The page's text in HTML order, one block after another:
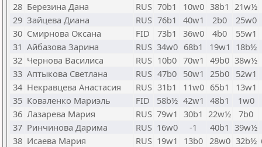
28 Березина Дана RUS 70b1 10w0 38b1 21w½
29 Зайцева Диана RUS 76b1 40w1 2b0
25w0
30 Смирнова Оксана FID 73b1 36w0 4b0
55w1
31 Айбазова Зарина RUS 34w0 68b1 19w1 18b½
32 Чернова Василиса RUS 10b0 70w1 49b0 38w½
33 Аптыкова Светлана RUS 47b0 50w1 25b0 52w1
34 Некравцева Анастасия RUS 31b1 11w0 65b1
13w1
35 Коваленко Мариэль FID 58b½ 42w1 48b1
1w0
36 Лазарева Мария RUS 79w1 30b1 22w½ 7b0
37 Ринчинова Дарима RUS 16w0 -1 40b1 39w½
38 Исаева Мария RUS 19w1 13b0 28w0 32b½